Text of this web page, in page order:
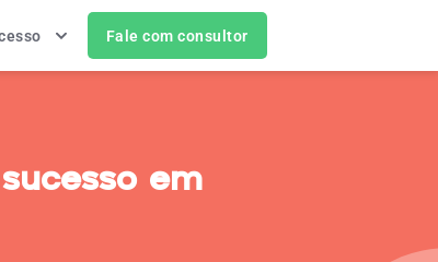
Fale com consultor
em